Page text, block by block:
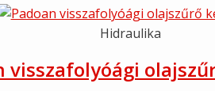
Hidraulika
visszafolyóági